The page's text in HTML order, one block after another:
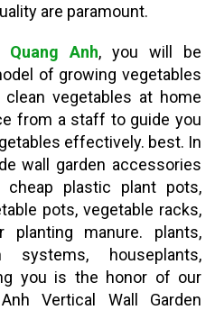
are paramount.
Quang Anh, you will be
of growing vegetables
vegetables at home
from a staff to guide you
effectively. best. In
wall garden accessories
plastic plant pots,
pots, vegetable racks,
manure. plants,
systems, houseplants,
you is the honor of our
Vertical Wall Garden